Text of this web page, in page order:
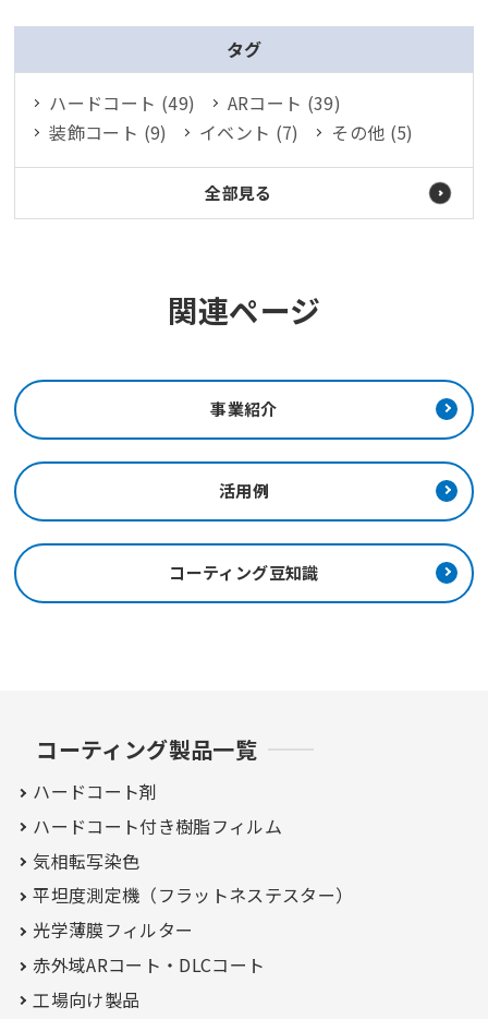
タグ
ハードコート (49)
ARコート (39)
装飾コート (9)
イベント (7) その他 (5)
全部見る
関連ページ
事業紹介
活用例
コーティング豆知識
コーティング製品一覧
ハードコート剤
ハードコート付き樹脂フィルム
気相転写染色
平坦度測定機（フラットネステスター）
光学薄膜フィルター
赤外域ARコート・ DLCコート
工場向け製品